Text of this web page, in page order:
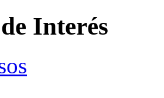
Interés